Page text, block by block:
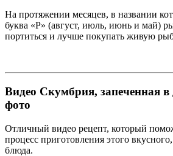
На протяжении месяцев, в названии
буква «Р» (август, июль, июнь и май)
портиться и лучше покупать живую
Видео Cкумбрия, запеченная в
фото
Отличный видео рецепт, который
процесс приготовления этого
блюда.